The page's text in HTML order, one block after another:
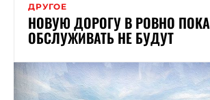
ДРУГОЕ
НОВУЮ ДОРОГУ В РОВНО ПОКА
ОБСЛУЖИВАТЬ НЕ БУДУТ